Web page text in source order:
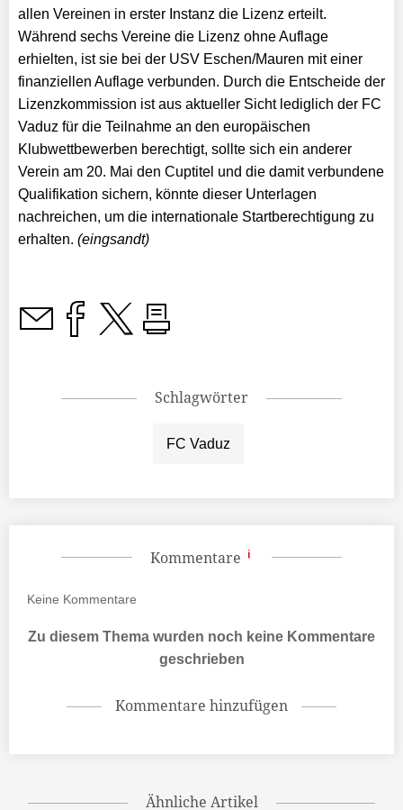
allen Vereinen in erster Instanz die Lizenz erteilt.
Während sechs Vereine die Lizenz ohne Auflage
erhielten, ist sie bei der USV Eschen/Mauren mit einer
finanziellen Auflage verbunden. Durch die Entscheide der
Lizenzkommission ist aus aktueller Sicht lediglich der FC
Vaduz für die Teilnahme an den europäischen
Klubwettbewerben berechtigt, sollte sich ein anderer
Verein am 20. Mai den Cuptitel und die damit verbundene
Qualifikation sichern, könnte dieser Unterlagen
nachreichen, um die internationale Startberechtigung zu
erhalten. (eingsandt)
Schlagwörter
FC Vaduz
Kommentare
Keine Kommentare
Zu diesem Thema wurden noch keine Kommentare
geschrieben
Kommentare hinzufügen
Ähnliche Artikel